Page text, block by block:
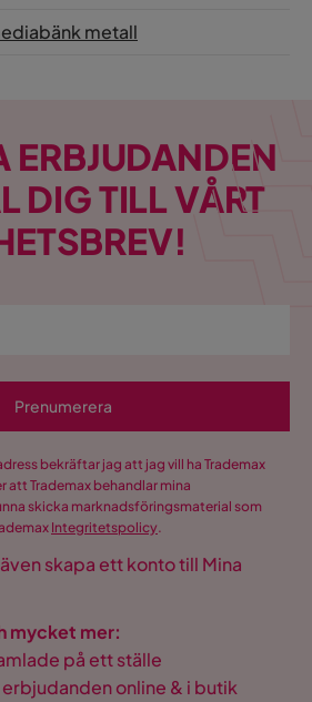
metall
ERBJUDANDEN
DIG TILL VÅRT
Prenumerera
bekräftar jag att jag vill ha Trademax
att Trademax behandlar mina
skicka marknadsföringsmaterial som
Integritetspolicy.
skapa ett konto till Mina
mycket mer:
på ett ställe
online & i butik